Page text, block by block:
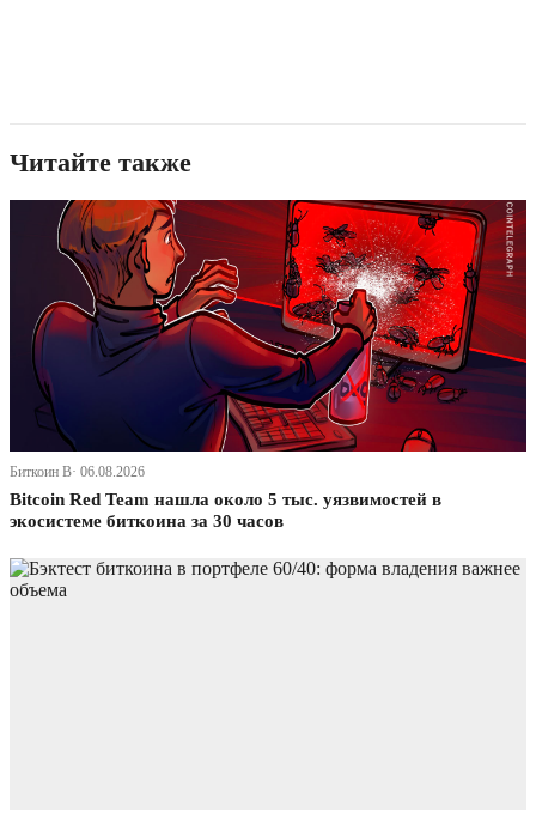
Читайте также
Биткоин В· 06.08.2026
Bitcoin Red Team нашла около 5 тыс. уязвимостей в
экосистеме биткоина за 30 часов